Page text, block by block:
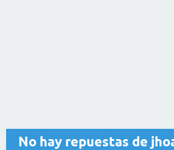
No hay repuestas de